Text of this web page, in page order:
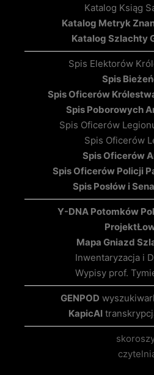
Katalog Ksiąg
Katalog Metryk
Katalog Szlachty
Spis Elektorów
Spis
Spis Oficerów
Spis Poborowych
Spis Oficerów
Spis Oficerów
Spis Oficerów
Spis Oficerów Policji
Spis Posłów i
Y-DNA Potomków
Projekt
Mapa Gniazd
Inwentaryzacja i
Wypisy prof.
GENPOD
KapicAI